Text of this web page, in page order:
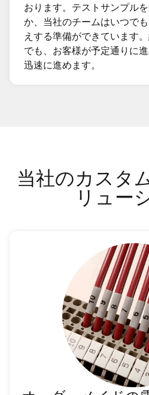
おります。テストサンプル
か、当社のチームはいつで
えする準備ができています
でも、お客様が予定通りに
迅速に進めます。
当社のカスタ
リュー